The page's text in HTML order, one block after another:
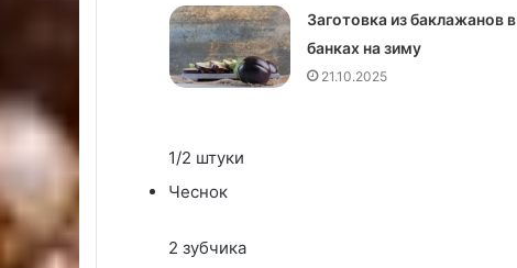
Заготовка из баклажанов в
банках на зиму
21.10.2025
1/2 штуки
Чеснок
2 зубчика